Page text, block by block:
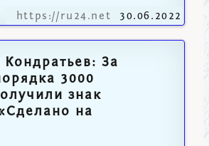
https://ru24.net 30.06.2022
За
3000
знак
на